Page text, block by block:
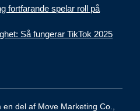
fortfarande spelar roll på
Så fungerar TikTok 2025
del af Move Marketing Co.,